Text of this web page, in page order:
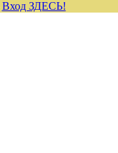
Вход ЗДЕСЬ!